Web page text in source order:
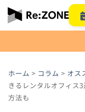
ホーム > コラム > オス
きるレンタルオフィス
方法も